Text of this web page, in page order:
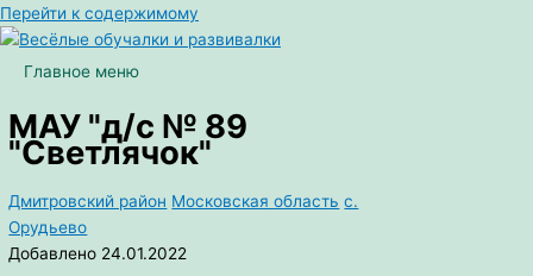
Перейти к содержимому
Главное меню
МАУ "д/с № 89
"Светлячок"
Дмитровский район Московская область с.
Орудьево
Добавлено 24.01.2022